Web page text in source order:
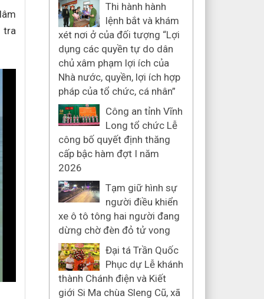
tra
Thi hành hành
lệnh bắt và khám
xét nơi ở của đối tượng “Lợi
dụng các quyền tự do dân
chủ xâm phạm lợi ích của
Nhà nước, quyền, lợi ích hợp
pháp của tổ chức, cá nhân”
Công an tỉnh Vĩnh
Long tổ chức Lễ
công bố quyết định thăng
cấp bậc hàm đợt I năm
2026
Tạm giữ hình sự
người điều khiển
xe ô tô tông hai người đang
dừng chờ đèn đỏ tử vong
Đại tá Trần Quốc
Phục dự Lễ khánh
thành Chánh điện và Kiết
giới Si Ma chùa Sleng Cũ, xã